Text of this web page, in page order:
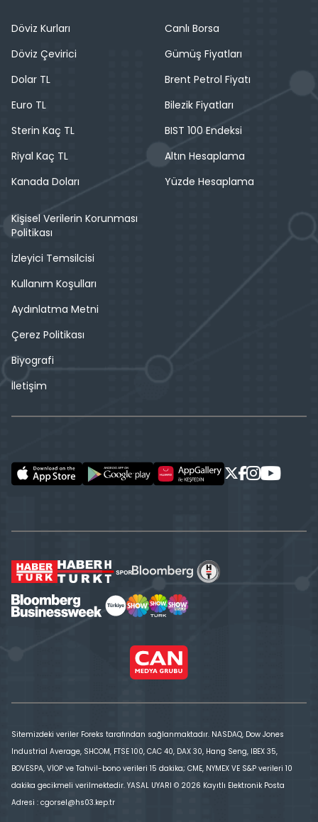
Döviz Kurları
Döviz Çevirici
Dolar TL
Euro TL
Sterin Kaç TL
Riyal Kaç TL
Kanada Doları
Canlı Borsa
Gümüş Fiyatları
Brent Petrol Fiyatı
Bilezik Fiyatları
BIST 100 Endeksi
Altın Hesaplama
Yüzde Hesaplama
Kişisel Verilerin Korunması
Politikası
İzleyici Temsilcisi
Kullanım Koşulları
Aydınlatma Metni
Çerez Politikası
Biyografi
İletişim
Sitemizdeki veriler Foreks tarafından sağlanmaktadır. NASDAQ, Dow Jones
Industrial Average, SHCOM, FTSE 100, CAC 40, DAX 30, Hang Seng, IBEX 35,
BOVESPA, VİOP ve Tahvil-bono verileri 15 dakika; CME, NYMEX VE S&P verileri 10
dakika gecikmeli verilmektedir. YASAL UYARI © 2026 Kayıtlı Elektronik Posta
Adresi : cgorsel@hs03.kep.tr